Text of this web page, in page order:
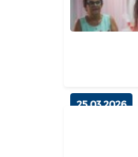
Único...
25.03.2026